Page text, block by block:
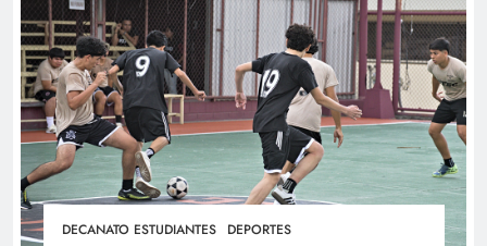
DECANATO ESTUDIANTES DEPORTES